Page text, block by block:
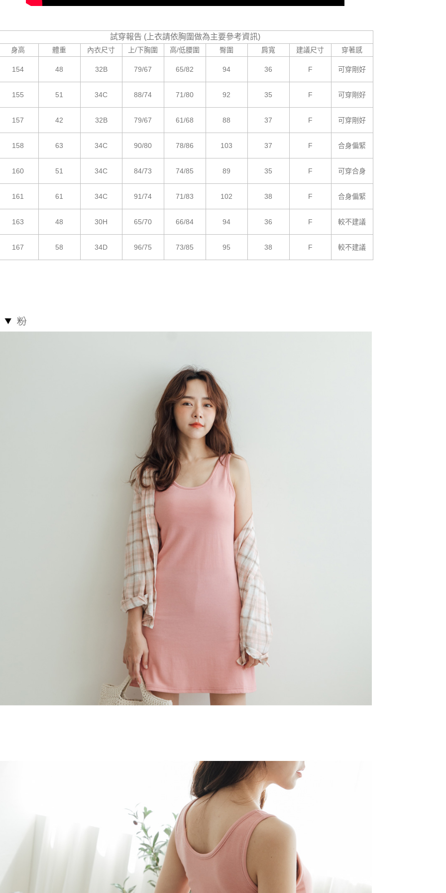
試穿報告 (上衣請依胸圍做為主要參考資訊)
身高 體重 內衣尺寸 上/下胸圍 高/低腰圍 臀圍 肩寬 建議尺寸 穿著感
154 48 32B 79/67 65/82 94 36 F 可穿剛好
155 51 34C 88/74 71/80 92 35 F 可穿剛好
157 42 32B 79/67 61/68 88 37 F 可穿剛好
158 63 34C 90/80 78/86 103 37 F 合身偏緊
160 51 34C 84/73 74/85 89 35 F 可穿合身
161 61 34C 91/74 71/83 102 38 F 合身偏緊
163 48 30H 65/70 66/84 94 36 F 較不建議
167 58 34D 96/75 73/85 95 38 F 較不建議